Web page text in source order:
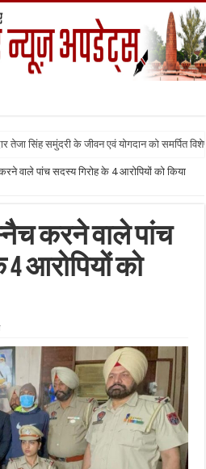
तेजा सिंह समुंदरी के जीवन एवं योगदान को समर्पित
वाले पांच सदस्य गिरोह के 4 आरोपियों को किया
करने वाले पांच
आरोपियों को